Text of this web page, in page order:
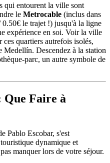
qui entourent la ville sont
le Metrocable (inclus dans
le trajet !) jusqu'à la ligne
expérience en soi. Voir la ville
quartiers autrefois isolés,
Medellín. Descendez à la station
parc, un autre symbole de
Que Faire à
Pablo Escobar, s'est
dynamique et
manquer lors de votre séjour.